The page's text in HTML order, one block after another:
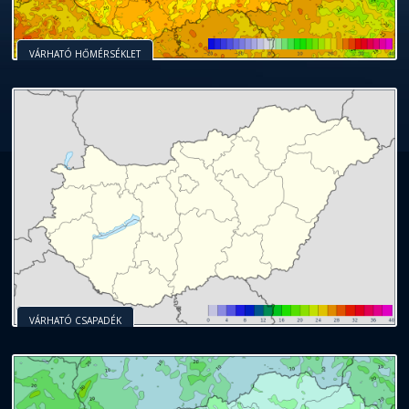
VÁRHATÓ HŐMÉRSÉKLET
VÁRHATÓ CSAPADÉK